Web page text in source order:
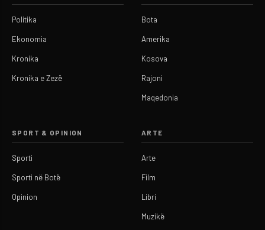
Politika
Ekonomia
Kronika
Kronika e Zezë
Bota
Amerika
Kosova
Rajoni
Maqedonia
SPORT & OPINION
Sporti
Sporti në Botë
Opinion
ARTE
Arte
Film
Libri
Muzikë